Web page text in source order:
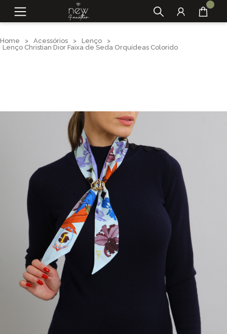
Home > Acessórios > Lenço
>
Lenço Christian Dior Faixa de Seda Orquídeas Colorido